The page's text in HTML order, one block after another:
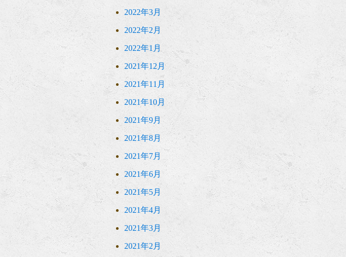
2022年3月
2022年2月
2022年1月
2021年12月
2021年11月
2021年10月
2021年9月
2021年8月
2021年7月
2021年6月
2021年5月
2021年4月
2021年3月
2021年2月